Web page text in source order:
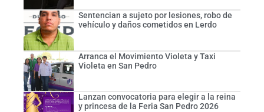
Sentencian a sujeto por lesiones, robo de
vehículo y daños cometidos en Lerdo
Arranca el Movimiento Violeta y Taxi
Violeta en San Pedro
Lanzan convocatoria para elegir a la reina
y princesa de la Feria San Pedro 2026